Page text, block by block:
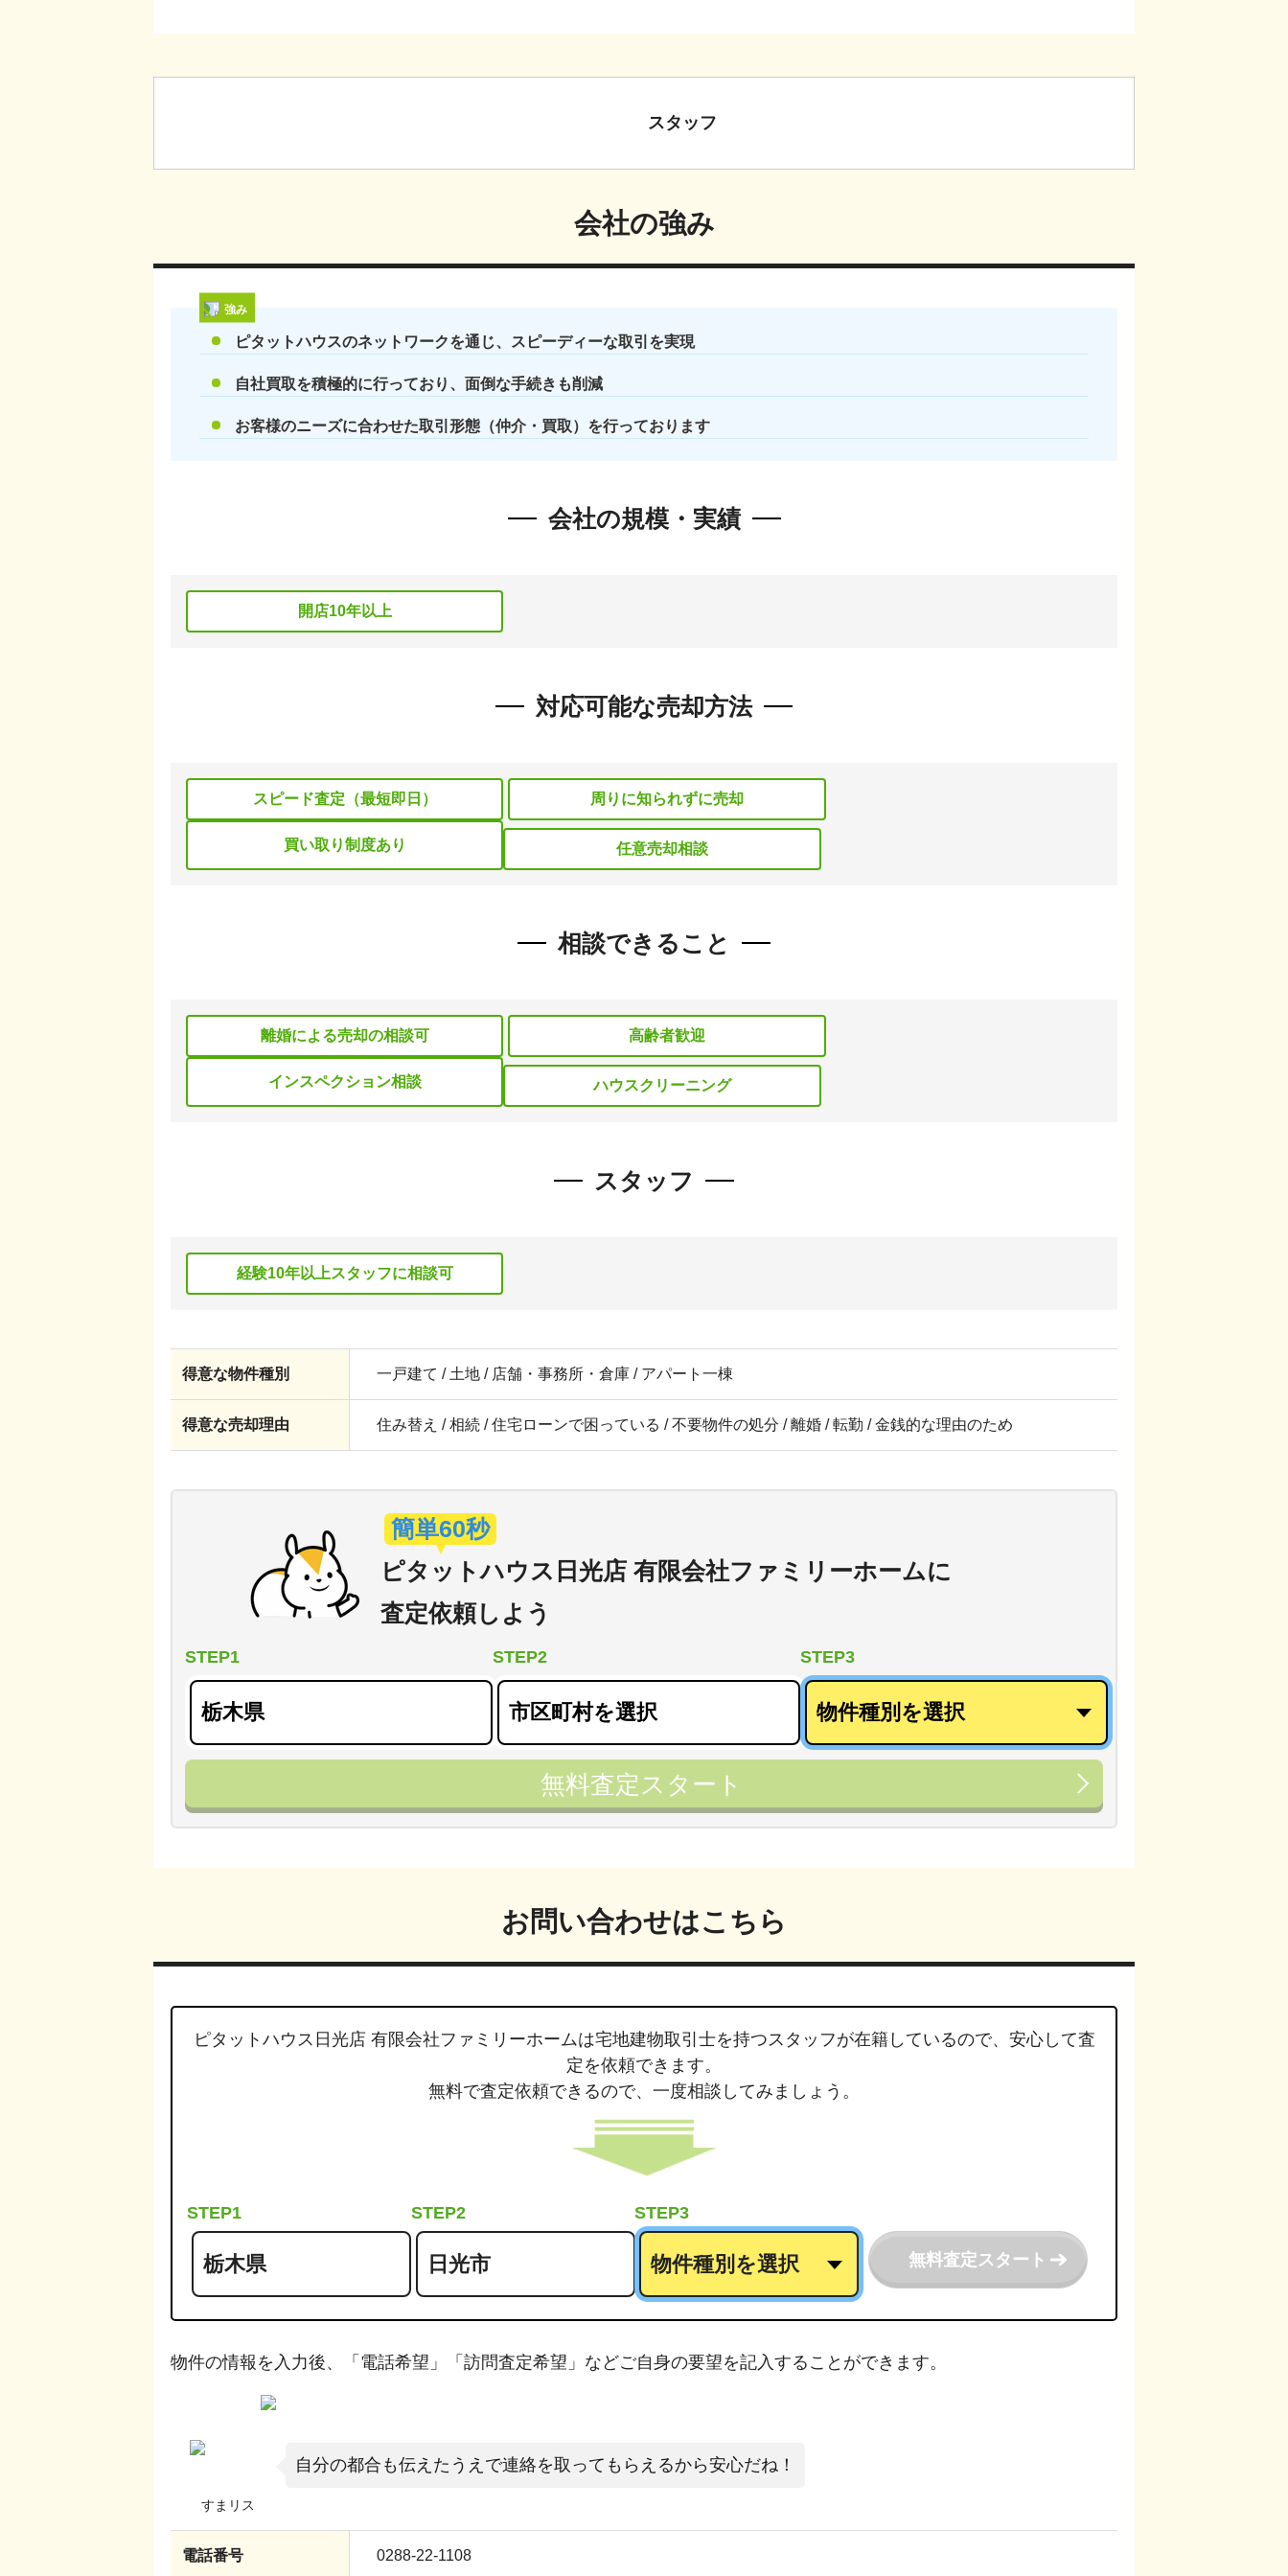
スタッフ
会社の強み
強み
ピタットハウスのネットワークを通じ、スピーディーな取引を実現
自社買取を積極的に行っており、面倒な手続きも削減
お客様のニーズに合わせた取引形態（仲介・買取）を行っております
会社の規模・実績
開店10年以上
対応可能な売却方法
スピード査定（最短即日） 周りに知られずに売却
買い取り制度あり 任意売却相談
相談できること
離婚による売却の相談可 高齢者歓迎
インスペクション相談 ハウスクリーニング
スタッフ
経験10年以上スタッフに相談可
得意な物件種別 一戸建て / 土地 / 店舗・事務所・倉庫 / アパート一棟
得意な売却理由 住み替え / 相続 / 住宅ローンで困っている / 不要物件の処分 / 離婚 / 転勤 / 金銭的な理由のため
簡単60秒
ピタットハウス日光店 有限会社ファミリーホームに
査定依頼しよう
STEP1 STEP2 STEP3
無料査定スタート
お問い合わせはこちら
ピタットハウス日光店 有限会社ファミリーホームは宅地建物取引士を持つスタッフが在籍しているので、安心して査
定を依頼できます。
無料で査定依頼できるので、 一度相談してみましょう。
STEP1 STEP2 STEP3
無料査定スタート
物件の情報を入力後、「電話希望」「訪問査定希望」などご自身の要望を記入することができます。
自分の都合も伝えたうえで連絡を取ってもらえるから安心だね！
電話番号 0288-22-1108